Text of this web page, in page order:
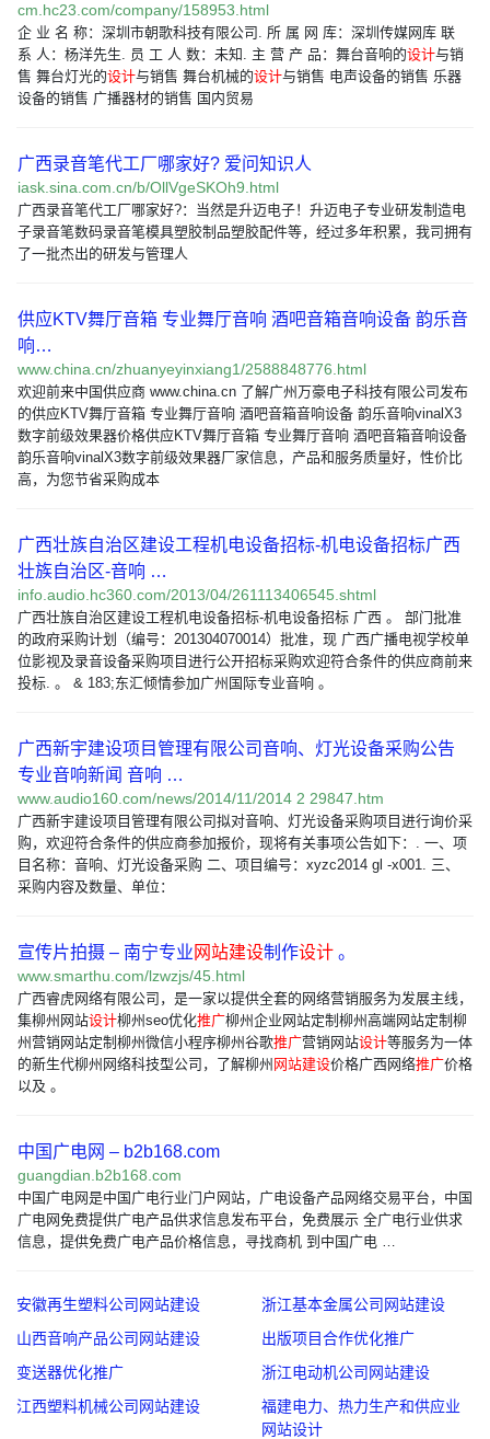
cm.hc23.com/company/158953.html
企 业 名 称：深圳市朝歌科技有限公司. 所 属 网 库：深圳传媒网库 联
系 人：杨洋先生. 员 工 人 数：未知. 主 营 产 品：舞台音响的设计与销
售 舞台灯光的设计与销售 舞台机械的设计与销售 电声设备的销售 乐器
设备的销售 广播器材的销售 国内贸易
广西录音笔代工厂哪家好? 爱问知识人
iask.sina.com.cn/b/OllVgeSKOh9.html
广西录音笔代工厂哪家好?：当然是升迈电子！升迈电子专业研发制造电
子录音笔数码录音笔模具塑胶制品塑胶配件等，经过多年积累，我司拥有
了一批杰出的研发与管理人
供应KTV舞厅音箱 专业舞厅音响 酒吧音箱音响设备 韵乐音
响…
www.china.cn/zhuanyeyinxiang1/2588848776.html
欢迎前来中国供应商 www.china.cn 了解广州万豪电子科技有限公司发布
的供应KTV舞厅音箱 专业舞厅音响 酒吧音箱音响设备 韵乐音响vinalX3
数字前级效果器价格供应KTV舞厅音箱 专业舞厅音响 酒吧音箱音响设备
韵乐音响vinalX3数字前级效果器厂家信息，产品和服务质量好，性价比
高，为您节省采购成本
广西壮族自治区建设工程机电设备招标-机电设备招标广西
壮族自治区-音响 …
info.audio.hc360.com/2013/04/261113406545.shtml
广西壮族自治区建设工程机电设备招标-机电设备招标 广西 。 部门批准
的政府采购计划（编号：201304070014）批准，现 广西广播电视学校单
位影视及录音设备采购项目进行公开招标采购欢迎符合条件的供应商前来
投标. 。 & 183;东汇倾情参加广州国际专业音响 。
广西新宇建设项目管理有限公司音响、灯光设备采购公告
专业音响新闻 音响 …
www.audio160.com/news/2014/11/2014 2 29847.htm
广西新宇建设项目管理有限公司拟对音响、灯光设备采购项目进行询价采
购，欢迎符合条件的供应商参加报价，现将有关事项公告如下：. 一、项
目名称：音响、灯光设备采购 二、项目编号：xyzc2014 gl -x001. 三、
采购内容及数量、单位：
宣传片拍摄 – 南宁专业 网站建设制作设计 。
www.smarthu.com/lzwzjs/45.html
广西睿虎网络有限公司，是一家以提供全套的网络营销服务为发展主线，
集柳州网站设计柳州seo优化推广柳州企业网站定制柳州高端网站定制柳
州营销网站定制柳州微信小程序柳州谷歌推广营销网站设计等服务为一体
的新生代柳州网络科技型公司，了解柳州 网站建设价格广西网络推广价格
以及 。
中国广电网 – b2b168.com
guangdian.b2b168.com
中国广电网是中国广电行业门户网站，广电设备产品网络交易平台，中国
广电网免费提供广电产品供求信息发布平台，免费展示 全广电行业供求
信息，提供免费广电产品价格信息，寻找商机 到中国广电 …
安徽再生塑料公司网站建设
浙江基本金属公司网站建设
山西音响产品公司网站建设
出版项目合作优化推广
变送器优化推广
浙江电动机公司网站建设
江西塑料机械公司网站建设
福建电力、热力生产和供应业
网站设计